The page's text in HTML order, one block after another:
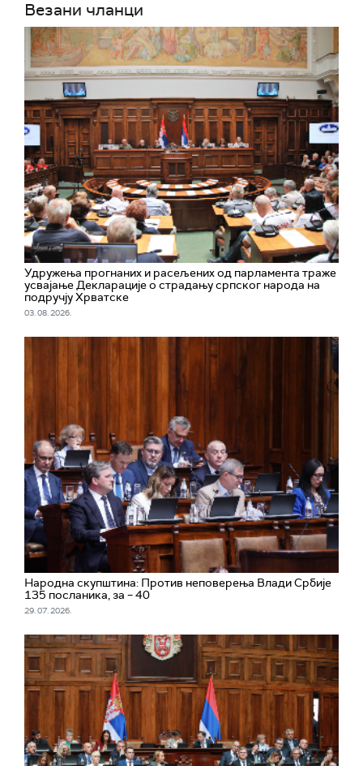
Везани чланци
Удружења прогнаних и расељених од парламента траже
усвајање Декларације о страдању српског народа на
подручју Хрватске
03. 08. 2026.
Народна скупштина: Против неповерења Влади Србије
135 посланика, за – 40
29. 07. 2026.